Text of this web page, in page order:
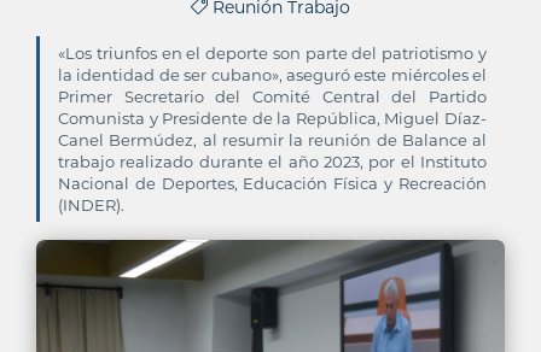
Reunión Trabajo
«Los triunfos en el deporte son parte del patriotismo y
la identidad de ser cubano», aseguró este miércoles el
Primer Secretario del Comité Central del Partido
Comunista y Presidente de la República, Miguel Díaz-
Canel Bermúdez, al resumir la reunión de Balance al
trabajo realizado durante el año 2023, por el Instituto
Nacional de Deportes, Educación Física y Recreación
(INDER).